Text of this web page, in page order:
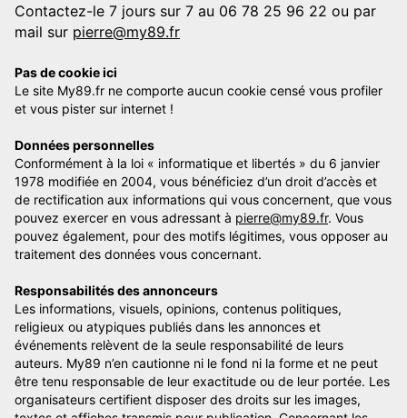
Contactez-le 7 jours sur 7 au 06 78 25 96 22 ou par
mail sur pierre@my89.fr
Pas de cookie ici
Le site My89.fr ne comporte aucun cookie censé vous profiler
et vous pister sur internet !
Données personnelles
Conformément à la loi « informatique et libertés » du 6 janvier
1978 modifiée en 2004, vous bénéficiez d’un droit d’accès et
de rectification aux informations qui vous concernent, que vous
pouvez exercer en vous adressant à pierre@my89.fr. Vous
pouvez également, pour des motifs légitimes, vous opposer au
traitement des données vous concernant.
Responsabilités des annonceurs
Les informations, visuels, opinions, contenus politiques,
religieux ou atypiques publiés dans les annonces et
événements relèvent de la seule responsabilité de leurs
auteurs. My89 n’en cautionne ni le fond ni la forme et ne peut
être tenu responsable de leur exactitude ou de leur portée. Les
organisateurs certifient disposer des droits sur les images,